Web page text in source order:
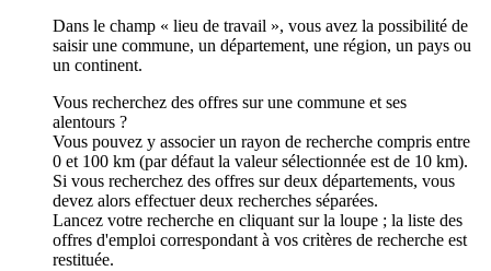
Dans le champ « lieu de travail », vous avez la possibilité de
saisir une commune, un département, une région, un pays ou
un continent.
Vous recherchez des offres sur une commune et ses
alentours ?
Vous pouvez y associer un rayon de recherche compris entre
0 et 100 km (par défaut la valeur sélectionnée est de 10 km).
Si vous recherchez des offres sur deux départements, vous
devez alors effectuer deux recherches séparées.
Lancez votre recherche en cliquant sur la loupe ; la liste des
offres d'emploi correspondant à vos critères de recherche est
restituée.